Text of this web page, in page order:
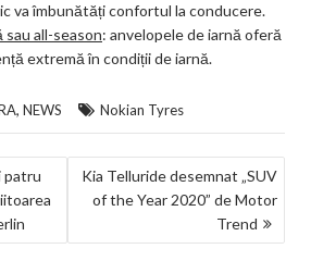
va îmbunătăți confortul la conducere.
all-season: anvelopele de iarnă oferă
extremă în condiții de iarnă.
, NEWS Nokian Tyres
patru
Kia Telluride desemnat „SUV
of the Year 2020” de Motor
Trend